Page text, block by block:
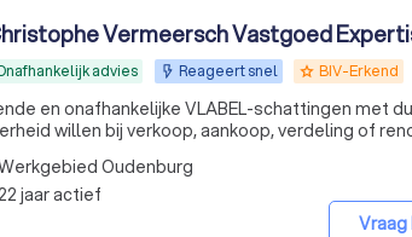
Vermeersch Vastgoed
advies Reageert snel grade BIV-Erkend
en onafhankelijke VLABEL-schattingen met
willen bij verkoop, aankoop, verdeling of
Oudenburg
jaar actief